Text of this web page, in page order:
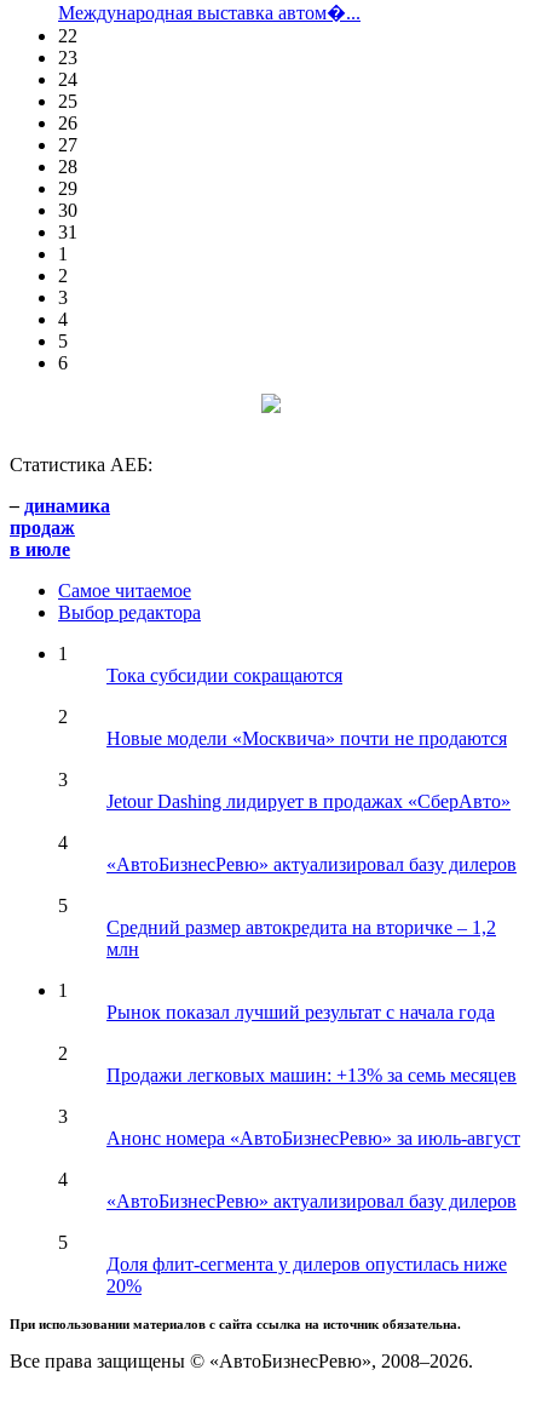
Международная выставка автом�...
22
23
24
25
26
27
28
29
30
31
1
2
3
4
5
6
Статистика АЕБ:
– динамика
продаж
в июле
Самое читаемое
Выбор редактора
1
Тока субсидии сокращаются
2
Новые модели «Москвича» почти не продаются
3
Jetour Dashing лидирует в продажах «СберАвто»
4
«АвтоБизнесРевю» актуализировал базу дилеров
5
Средний размер автокредита на вторичке – 1,2
млн
1
Рынок показал лучший результат с начала года
2
Продажи легковых машин: +13% за семь месяцев
3
Анонс номера «АвтоБизнесРевю» за июль-август
4
«АвтоБизнесРевю» актуализировал базу дилеров
5
Доля флит-сегмента у дилеров опустилась ниже
20%
При использовании материалов с сайта ссылка на источник обязательна.
Все права защищены © «АвтоБизнесРевю», 2008–2026.